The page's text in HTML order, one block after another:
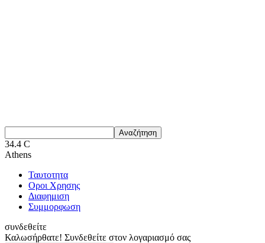
34.4 C
Athens
Ταυτοτητα
Οροι Χρησης
Διαφημιση
Συμμορφωση
συνδεθείτε
Καλωσήρθατε! Συνδεθείτε στον λογαριασμό σας